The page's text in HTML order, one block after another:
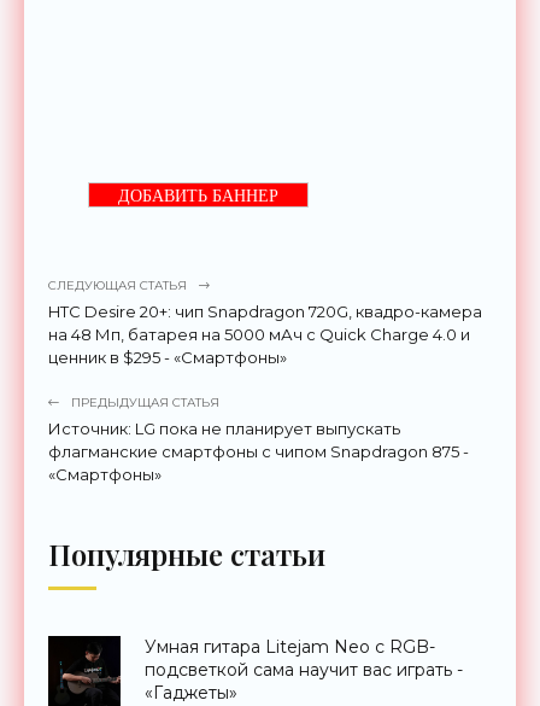
ДОБАВИТЬ БАННЕР
СЛЕДУЮЩАЯ СТАТЬЯ
HTC Desire 20+: чип Snapdragon 720G, квадро-камера
на 48 Мп, батарея на 5000 мАч с Quick Charge 4.0 и
ценник в $295 - «Смартфоны»
ПРЕДЫДУЩАЯ СТАТЬЯ
Источник: LG пока не планирует выпускать
флагманские смартфоны с чипом Snapdragon 875 -
«Смартфоны»
Популярные статьи
Умная гитара Litejam Neo с RGB-
подсветкой сама научит вас играть -
«Гаджеты»